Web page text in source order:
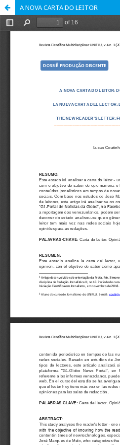
A NOVA CARTA DO LEITOR